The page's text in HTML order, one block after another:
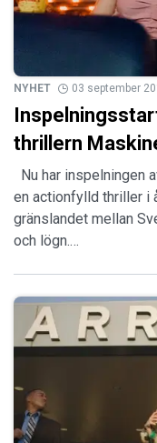
NYHET 03 september
thrillern
Nu har inspelningen
en actionfylld thriller i
gränslandet mellan
och lögn.…